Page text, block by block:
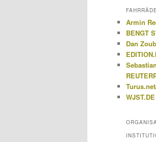
Armin
BENGT
Dan